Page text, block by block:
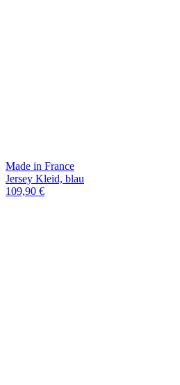
Made in France
Jersey Kleid, blau
109,90 €